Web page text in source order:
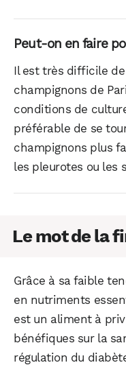
Peut-on en faire
Il est très difficile
champignons de
conditions de
préférable de se
champignons plus
les pleurotes ou les
Le mot de la
Grâce à sa faible
en nutriments
est un aliment à
bénéfiques sur la
régulation du